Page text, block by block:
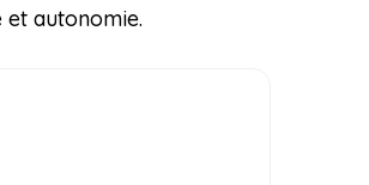
autonomie.